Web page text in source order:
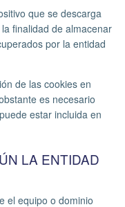
que se descarga
finalidad de almacenar
por la entidad
de las cookies en
es necesario
estar incluida en
LA ENTIDAD
el equipo o dominio